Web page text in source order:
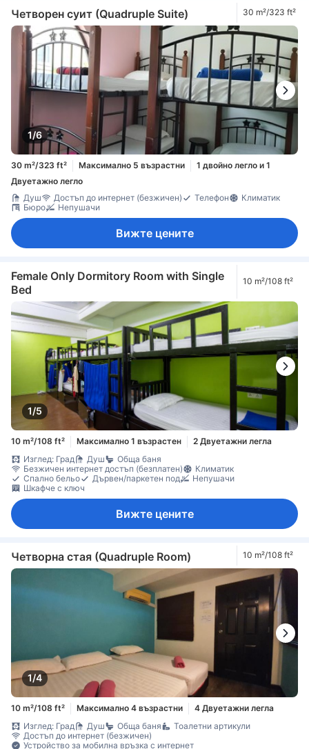
Четворен суит (Quadruple Suite) 30 m²/323 ft²
1/6
30 m²/323 ft² Максимално 5 възрастни
1 двойно легло и 1
Двуетажно легло
Душ
Достъп до интернет (безжичен) Телефон
Климатик
Бюро
Непушачи
Вижте цените
Female Only Dormitory Room with Single
Bed
10 m²/108 ft²
1/5
10 m²/108 ft² Максимално 1 възрастен
2 Двуетажни легла
Изглед: Град
Душ
Обща баня
Безжичен интернет достъп (безплатен)
Климатик
Спално бельо
Дървен/паркетен под
Непушачи
Шкафче с ключ
Вижте цените
Четворна стая (Quadruple Room) 10 m²/108 ft²
1/4
10 m²/108 ft² Максимално 4 възрастни
4 Двуетажни легла
Изглед: Град
Душ Обща баня
Тоалетни артикули
Достъп до интернет (безжичен)
Устройство за мобилна връзка с интернет